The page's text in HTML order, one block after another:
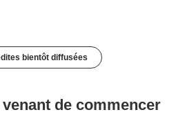
bientôt diffusées
de commencer